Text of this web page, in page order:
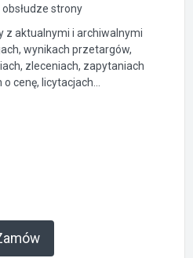
strony
z aktualnymi i archiwalnymi
wynikach przetargów,
zleceniach, zapytaniach
cenę, licytacjach...